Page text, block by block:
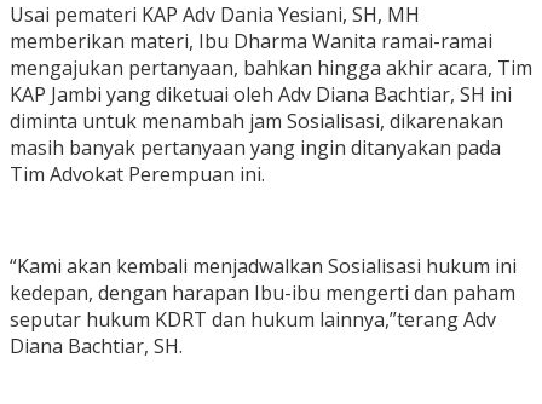
Usai pemateri KAP Adv Dania Yesiani, SH, MH
memberikan materi, Ibu Dharma Wanita ramai-ramai
mengajukan pertanyaan, bahkan hingga akhir acara, Tim
KAP Jambi yang diketuai oleh Adv Diana Bachtiar, SH ini
diminta untuk menambah jam Sosialisasi, dikarenakan
masih banyak pertanyaan yang ingin ditanyakan pada
Tim Advokat Perempuan ini.
“Kami akan kembali menjadwalkan Sosialisasi hukum ini
kedepan, dengan harapan Ibu-ibu mengerti dan paham
seputar hukum KDRT dan hukum lainnya,”terang Adv
Diana Bachtiar, SH.